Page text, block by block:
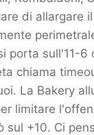
di allargare
porta sull'11-6
chiama
La Bakery
limitare
sul +10. Ci